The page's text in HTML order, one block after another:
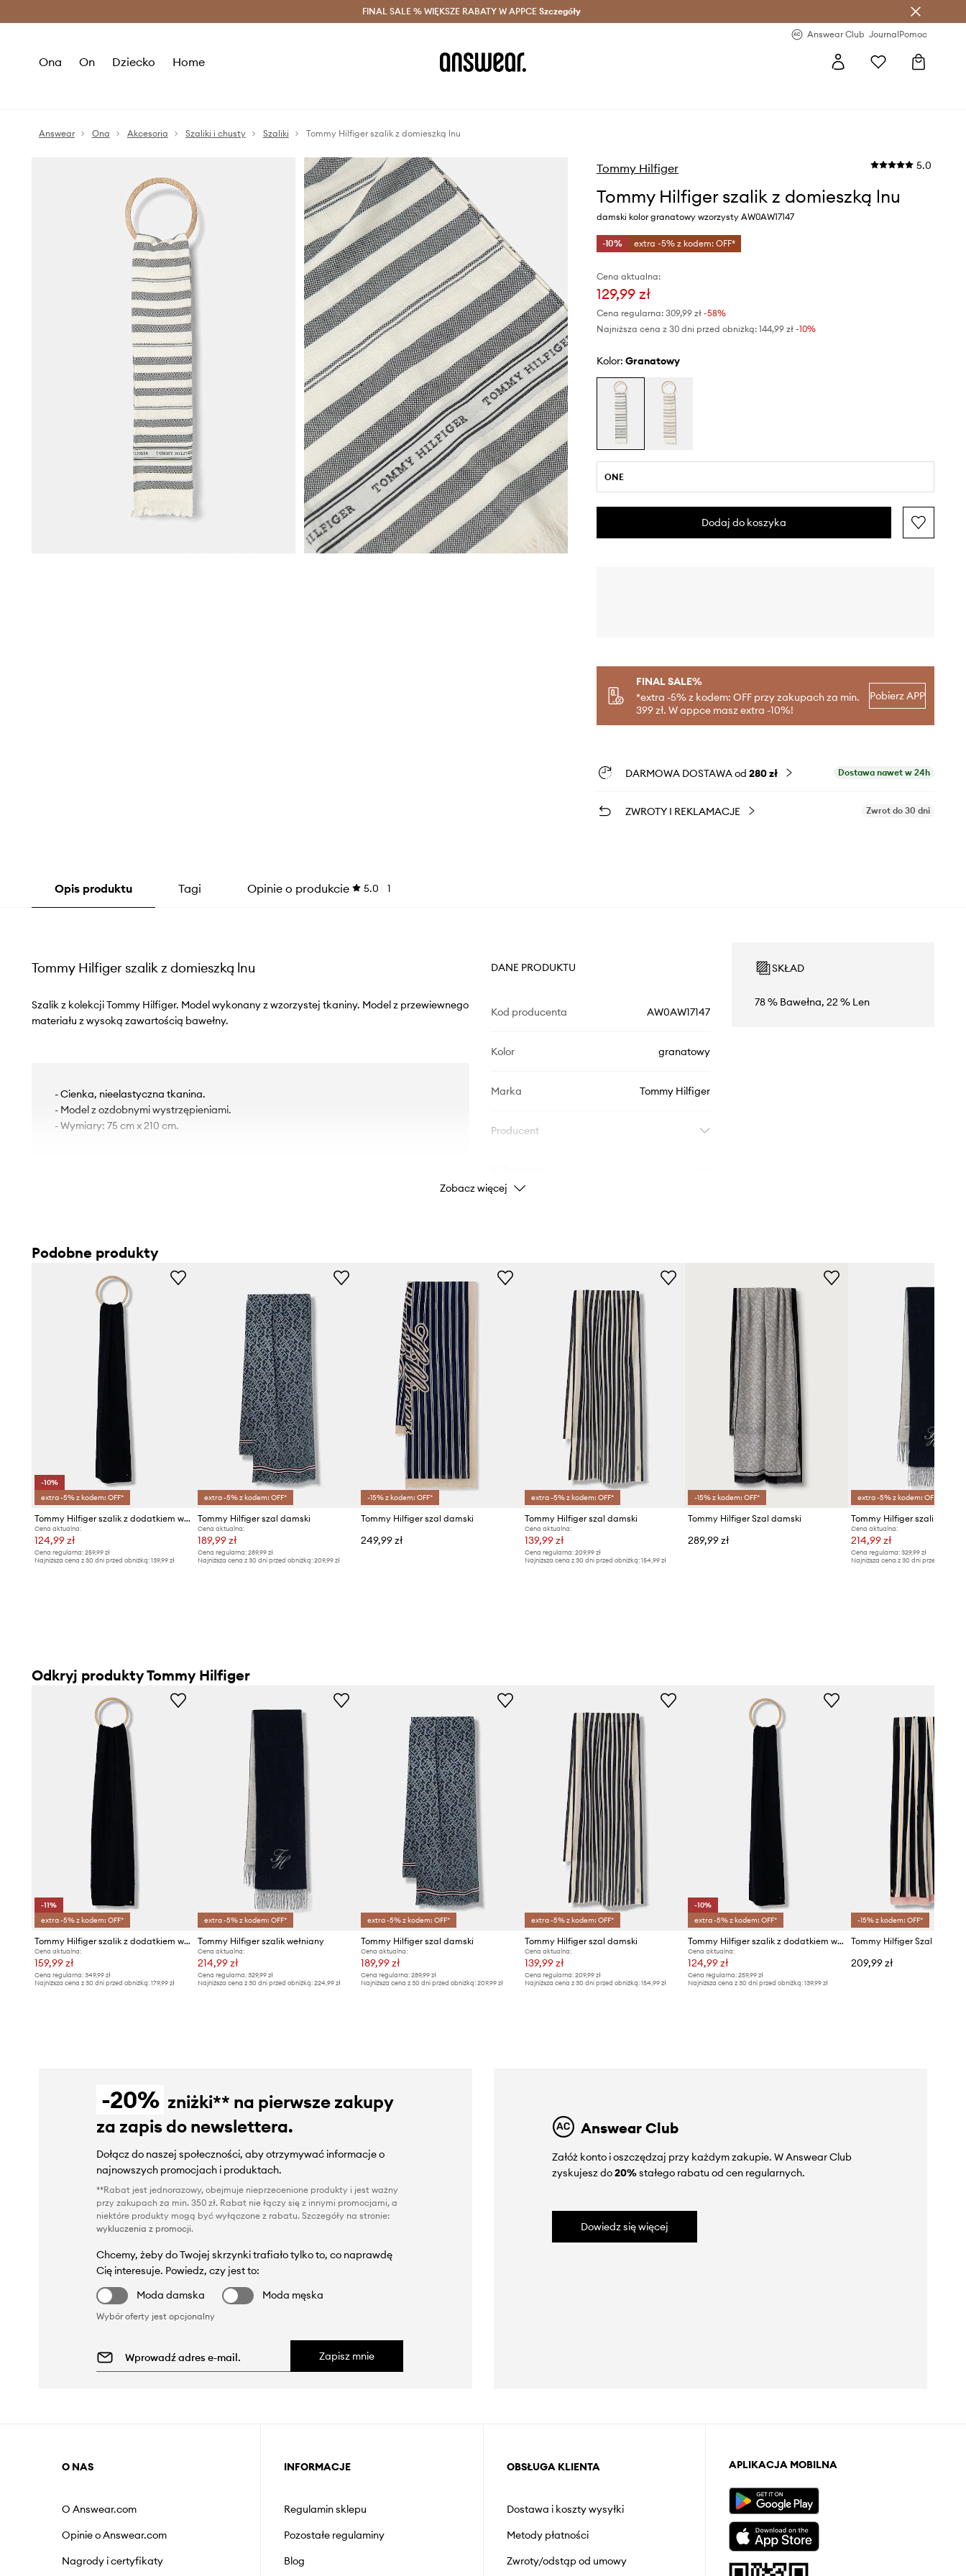
Oszczędzaj z Answear Club > Dostawa nawet w 24h >
FINAL SALE % WIĘKSZE RABATY W APPCE Szczegóły
Answear Club JournalPomoc
Ona On Dziecko Home
Answear Ona Akcesoria Szaliki i chusty Szaliki Tommy Hilfiger szalik z domieszką lnu
Tommy Hilfiger 5.0
Tommy Hilfiger szalik z domieszką lnu
damski kolor granatowy wzorzysty AW0AW17147
-10% extra -5% z kodem: OFF*
Cena aktualna:
129,99 zł
Cena regularna: 309,99 zł-58%
Najniższa cena z 30 dni przed obniżką: 144,99 zł -10%
Kolor: granatowy
ONE
Dodaj do koszyka
FINAL SALE%
*extra -5% z kodem: OFF przy zakupach za min.
399 zł. W appce masz extra -10%!
Pobierz APP
DARMOWA DOSTAWA od 280 zł Dostawa nawet w 24h
ZWROTY I REKLAMACJE Zwrot do 30 dni
Opis produktu Tagi Opinie o produkcie 5.0 1
Tommy Hilfiger szalik z domieszką lnu
Szalik z kolekcji Tommy Hilfiger. Model wykonany z wzorzystej tkaniny. Model z przewiewnego
materiału z wysoką zawartością bawełny.
- Cienka, nieelastyczna tkanina.
- Model z ozdobnymi wystrzępieniami.
- Wymiary: 75 cm x 210 cm.
DANE PRODUKTU
Kod producenta AW0AW17147
Kolor granatowy
Marka Tommy Hilfiger
Producent
SKŁAD
78 % Bawełna, 22 % Len
Zobacz więcej
Podobne produkty
-10%
extra -5% z kodem: OFF*
Tommy Hilfiger szalik z dodatkiem wełny
Cena aktualna:
124,99 zł
Cena regularna: 259,99 zł
Najniższa cena z 30 dni przed obniżką: 139,99 zł
extra -5% z kodem: OFF*
Tommy Hilfiger szal damski
Cena aktualna:
189,99 zł
Cena regularna:289,99 zł
Najniższa cena z 30 dni przed obniżką:209,99 zł
-15% z kodem: OFF*
Tommy Hilfiger szal damski
249,99 zł
extra -5% z kodem: OFF*
Tommy Hilfiger szal damski
Cena aktualna:
139,99 zł
Cena regularna: 209,99 zł
Najniższa cena z 30 dni przed obniżką: 154,99 zł
-15% z kodem: OFF*
Tommy Hilfiger Szal damski
289,99 zł
extra -5% z kodem: OFF*
Tommy Hilfiger szalik
Cena aktualna:
214,99 zł
Cena regularna: 329,99 zł
Najniższa cena z 30 dni przed obniżką:
Odkryj produkty Tommy Hilfiger
-11%
extra -5% z kodem: OFF*
Tommy Hilfiger szalik z dodatkiem wełny
Cena aktualna:
159,99 zł
Cena regularna: 349,99 zł
Najniższa cena z 30 dni przed obniżką: 179,99 zł
extra -5% z kodem: OFF*
Tommy Hilfiger szalik wełniany
Cena aktualna:
214,99 zł
Cena regularna:329,99 zł
Najniższa cena z 30 dni przed obniżką:224,99 zł
extra -5% z kodem: OFF*
Tommy Hilfiger szal damski
Cena aktualna:
189,99 zł
Cena regularna: 289,99 zł
Najniższa cena z 30 dni przed obniżką: 209,99 zł
extra -5% z kodem: OFF*
Tommy Hilfiger szal damski
Cena aktualna:
139,99 zł
Cena regularna: 209,99 zł
Najniższa cena z 30 dni przed obniżką: 154,99 zł
-10%
extra -5% z kodem: OFF*
Tommy Hilfiger szalik z dodatkiem wełny
Cena aktualna:
124,99 zł
Cena regularna:259,99 zł
Najniższa cena z 30 dni przed obniżką:139,99 zł
-15% z kodem: OFF*
Tommy Hilfiger Szal damski
209,99 zł
-20% zniżki** na pierwsze zakupy
za zapis do newslettera.
Dołącz do naszej społeczności, aby otrzymywać informacje o
najnowszych promocjach i produktach.
**Rabat jest jednorazowy, obejmuje nieprzecenione produkty i jest ważny
przy zakupach za min. 350 zł. Rabat nie łączy się z innymi promocjami, a
niektóre produkty mogą być wyłączone z rabatu. Szczegóły na stronie:
wykluczenia z promocji.
Chcemy, żeby do Twojej skrzynki trafiało tylko to, co naprawdę
Cię interesuje. Powiedz, czy jest to:
Moda damska
Moda męska
Wybór oferty jest opcjonalny
Zapisz mnie
Answear Club
Załóż konto i oszczędzaj przy każdym zakupie. W Answear Club
zyskujesz do20%stałego rabatu od cen regularnych.
Dowiedz się więcej
O NAS
O Answear.com
Opinie o Answear.com
Nagrody i certyfikaty
INFORMACJE
Regulamin sklepu
Pozostałe regulaminy
Blog
OBSŁUGA KLIENTA
Dostawa i koszty wysyłki
Metody płatności
Zwroty/odstąp od umowy
APLIKACJA MOBILNA